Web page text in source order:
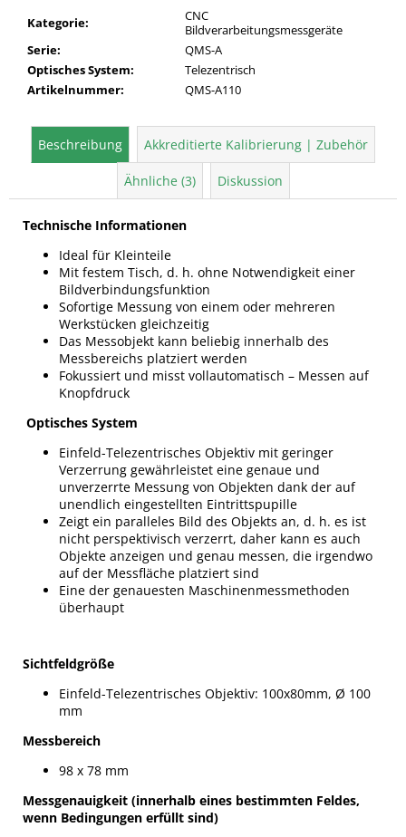
Kategorie:
CNC
Bildverarbeitungsmessgeräte
Serie:
QMS-A
Optisches System:
Telezentrisch
Artikelnummer: QMS-A110
Beschreibung Akkreditierte Kalibrierung | Zubehör
Ähnliche (3) Diskussion
Technische Informationen
Ideal für Kleinteile
Mit festem Tisch, d. h. ohne Notwendigkeit einer
Bildverbindungsfunktion
Sofortige Messung von einem oder mehreren
Werkstücken gleichzeitig
Das Messobjekt kann beliebig innerhalb des
Messbereichs platziert werden
Fokussiert und misst vollautomatisch – Messen auf
Knopfdruck
Optisches System
Einfeld-Telezentrisches Objektiv mit geringer
Verzerrung gewährleistet eine genaue und
unverzerrte Messung von Objekten dank der auf
unendlich eingestellten Eintrittspupille
Zeigt ein paralleles Bild des Objekts an, d. h. es ist
nicht perspektivisch verzerrt, daher kann es auch
Objekte anzeigen und genau messen, die irgendwo
auf der Messfläche platziert sind
Eine der genauesten Maschinenmessmethoden
überhaupt
Sichtfeldgröße
Einfeld-Telezentrisches Objektiv: 100x80mm, Ø 100
mm
Messbereich
98 x 78 mm
Messgenauigkeit (innerhalb eines bestimmten Feldes,
wenn Bedingungen erfüllt sind)